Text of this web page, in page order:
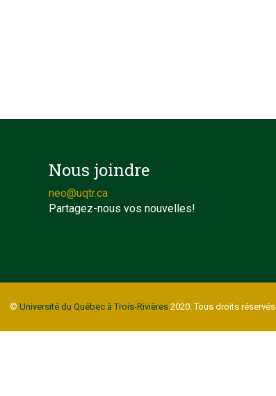
Nous joindre
neo@uqtr.ca
Partagez-nous vos nouvelles!
© Université du Québec à Trois-Rivières2020. Tous droits réservés.